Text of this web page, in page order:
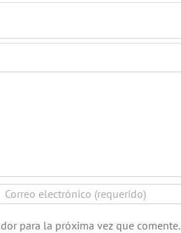
para la próxima vez que comente.